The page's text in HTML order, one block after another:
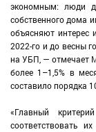
экономным: люди
собственного дома
объясняют интерес
2022-го и до весны
на УБП, — отмечает
более 1–1,5% в
составило порядка
«Главный
соответствовать